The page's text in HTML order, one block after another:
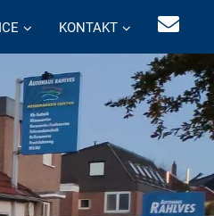
KONTAKT